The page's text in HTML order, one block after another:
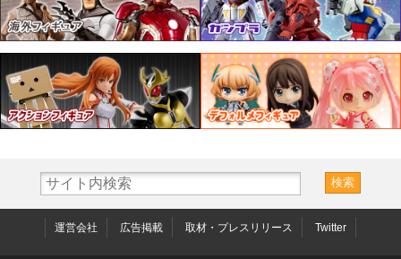
運営会社 広告掲載 取材・プレスリリース Twitter